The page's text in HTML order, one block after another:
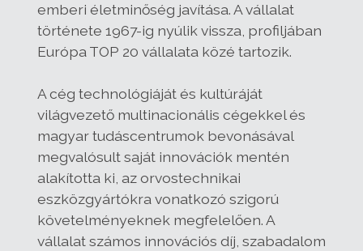
emberi életminőség javítása. A vállalat
története 1967-ig nyúlik vissza, profiljában
Európa TOP 20 vállalata közé tartozik.
A cég technológiáját és kultúráját
világvezető multinacionális cégekkel és
magyar tudáscentrumok bevonásával
megvalósult saját innovációk mentén
alakította ki, az orvostechnikai
eszközgyártókra vonatkozó szigorú
követelményeknek megfelelően. A
vállalat számos innovációs díj, szabadalom